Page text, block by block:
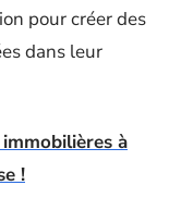
pour créer des
dans leur
à
!